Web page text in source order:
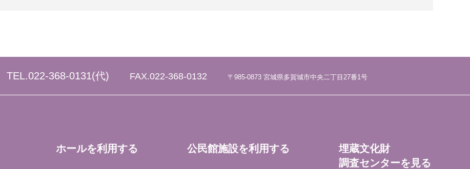
TEL.022-368-0131(代) FAX.022-368-0132 〒985-0873 宮城県多賀城市中央二丁目27番1号
ホールを利用する 公民館施設を利用する
埋蔵文化財
調査センターを見る